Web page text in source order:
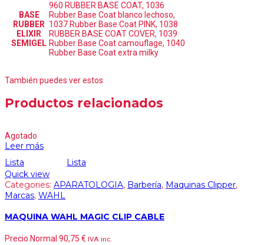
BASE
RUBBER
ELIXIR
SEMIGEL
960 RUBBER BASE COAT, 1036
Rubber Base Coat blanco lechoso,
1037 Rubber Base Coat PINK, 1038
RUBBER BASE COAT COVER, 1039
Rubber Base Coat camouflage, 1040
Rubber Base Coat extra milky
También puedes ver estos
Productos relacionados
Agotado
Leer más
Lista
Lista
Quick view
Categories: APARATOLOGIA, Barbería, Maquinas Clipper,
Marcas, WAHL
MAQUINA WAHL MAGIC CLIP CABLE
Precio Normal 90,75 € IVA inc.